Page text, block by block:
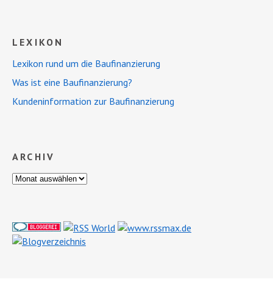
LEXIKON
Lexikon rund um die Baufinanzierung
Was ist eine Baufinanzierung?
Kundeninformation zur Baufinanzierung
ARCHIV